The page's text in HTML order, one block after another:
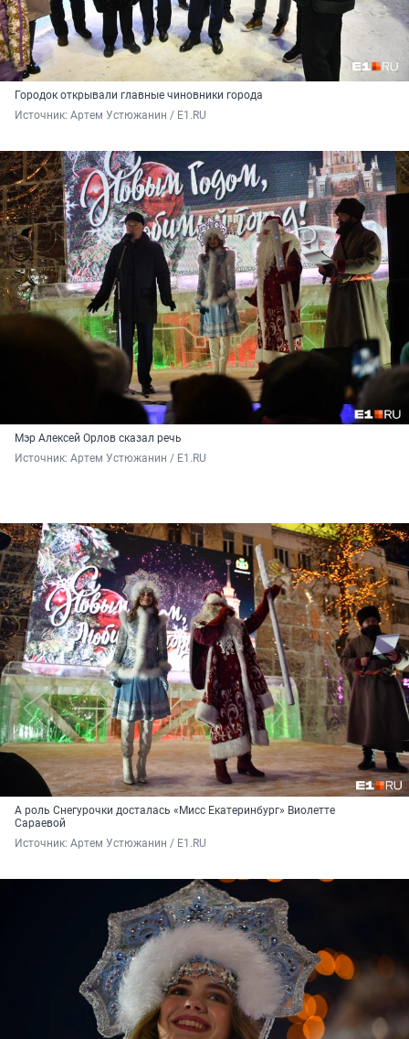
Городок открывали главные чиновники города
Источник: Артем Устюжанин / E1.RU
Мэр Алексей Орлов сказал речь
Источник: Артем Устюжанин / E1.RU
А роль Снегурочки досталась «Мисс Екатеринбург» Виолетте
Сараевой
Источник: Артем Устюжанин / E1.RU